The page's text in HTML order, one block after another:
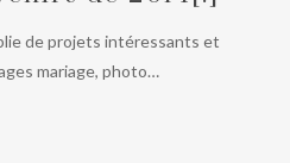
de projets intéressants et
mariage, photo…